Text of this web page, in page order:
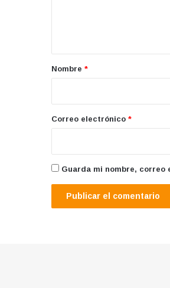
r
*
Nombre *
Correo electrónico *
Guarda mi nombre, correo